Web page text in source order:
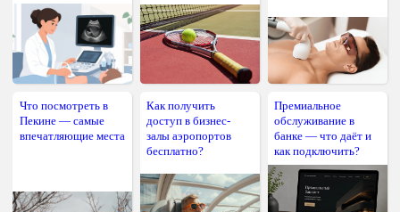
Что посмотреть в
Пекине — самые
впечатляющие места
Как получить
доступ в бизнес-
залы аэропортов
бесплатно?
Премиальное
обслуживание в
банке — что даёт и
как подключить?